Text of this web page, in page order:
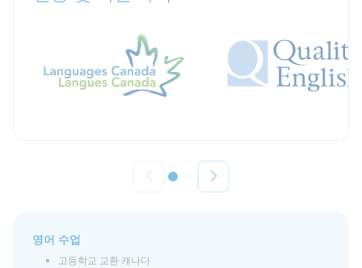
영어 수업
고등학교 교환 캐나다